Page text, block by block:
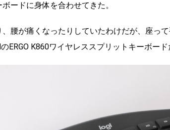
ードに身体を合わせてきた。
腰が痛くなったりしていたわけだが、座っ
ERGO K860ワイヤレススプリットキーボード